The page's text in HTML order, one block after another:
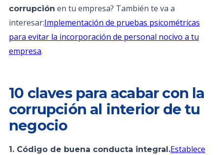
corrupción en tu empresa? También te va a
interesar:Implementación de pruebas psicométricas
para evitar la incorporación de personal nocivo a tu
empresa.
10 claves para acabar con la
corrupción al interior de tu
negocio
1. Código de buena conducta integral.Establece